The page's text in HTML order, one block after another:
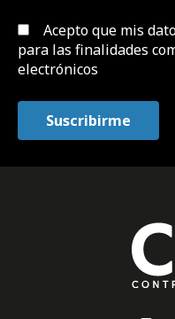
Acepto que mis
para las finalidades
electrónicos